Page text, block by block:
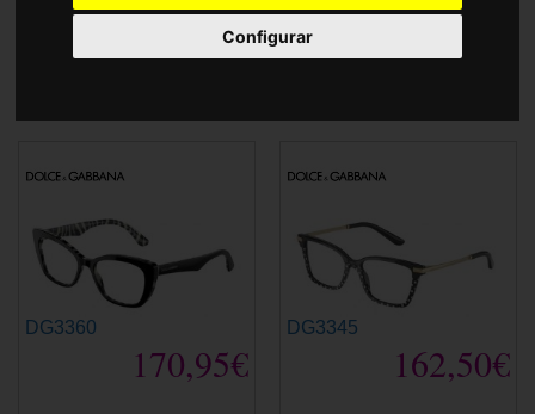
Configurar
DG3360
170,95€
DG3345
162,50€